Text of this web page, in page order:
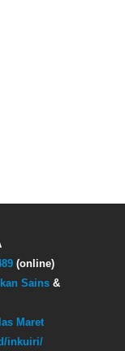
(online)
Sains &
Maret
inkuiri/